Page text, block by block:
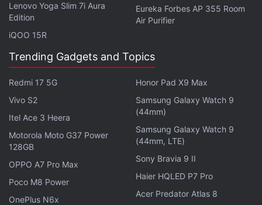
लाईन्स, री-कॅलिब्रेटेड ECU आणि इथेनॉल सेन्सरचा समावेश आहे.
इथेनॉल सेन्सर इंधनामधील इथेनॉलचे प्रमाण ओळखण्याचे काम करतो.
कंपनीने अद्याप इंजिनची पॉवर, टॉर्क आणि मायलेजबाबतची माहिती जाहीर
केलेली नाही.
भारतातील पहिली प्रोडक्शन Flex Fuel कार
Maruti Suzuki भारतात Flex Fuel वाहनाचे प्रोडक्शन सुरू
करणारी पहिली कार उत्पादक कंपनी ठरली आहे. मात्र यापूर्वी Toyota
आणि Tata Motors यांनीही Flex Fuel वाहनांचे प्रदर्शन केले होते.
Toyota ने 2022 मध्ये Corolla Flex Fuel आणि 2024 मध्ये
Innova Hycross Flex Fuel सादर केली होती. तर Tata
Motors ने Bharat Mobility Show 2024 मध्ये Punch Flex
Fuel चे प्रदर्शन केले होते.
Lenovo Yoga Slim 7i Aura
Edition
iQOO 15R
Eureka Forbes AP 355 Room
Air Purifier
Trending Gadgets and Topics
Redmi 17 5G
Vivo S2
Itel Ace 3 Heera
Motorola Moto G37 Power
128GB
OPPO A7 Pro Max
Poco M8 Power
OnePlus N6x
Honor Pad X9 Max
Samsung Galaxy Watch 9
(44mm)
Samsung Galaxy Watch 9
(44mm, LTE)
Sony Bravia 9 II
Haier HQLED P7 Pro
Acer Predator Atlas 8